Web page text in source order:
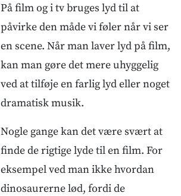
På film og i tv bruges lyd til at
påvirke den måde vi føler når vi ser
en scene. Når man laver lyd på film,
kan man gøre det mere uhyggelig
ved at tilføje en farlig lyd eller noget
dramatisk musik.
Nogle gange kan det være svært at
finde de rigtige lyde til en film. For
eksempel ved man ikke hvordan
dinosaurerne lød, fordi de